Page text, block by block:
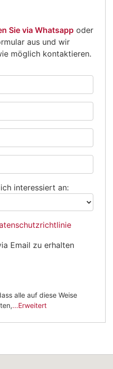
Sie via Whatsapp oder
aus und wir
möglich kontaktieren.
interessiert an:
Email zu erhalten
alle auf diese Weise
...Erweitert